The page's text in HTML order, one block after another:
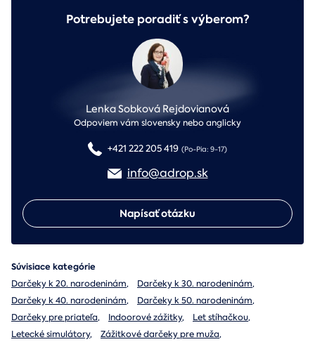
Potrebujete poradiť s výberom?
Lenka Sobková Rejdovianová
Odpoviem vám slovensky nebo anglicky
+421 222 205 419 (Po-Pia: 9-17)
info@adrop.sk
Napísať otázku
Súvisiace kategórie
Darčeky k 20. narodeninám, Darčeky k 30. narodeninám,
Darčeky k 40. narodeninám, Darčeky k 50. narodeninám,
Darčeky pre priateľa, Indoorové zážitky, Let stíhačkou,
Letecké simulátory, Zážitkové darčeky pre muža,